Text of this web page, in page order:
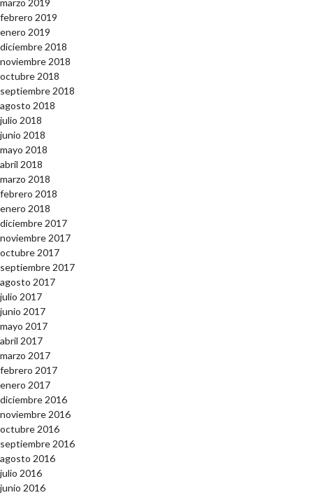
febrero 2019
enero 2019
diciembre 2018
noviembre 2018
octubre 2018
septiembre 2018
agosto 2018
julio 2018
junio 2018
mayo 2018
abril 2018
marzo 2018
febrero 2018
enero 2018
diciembre 2017
noviembre 2017
octubre 2017
septiembre 2017
agosto 2017
julio 2017
junio 2017
mayo 2017
abril 2017
marzo 2017
febrero 2017
enero 2017
diciembre 2016
noviembre 2016
octubre 2016
septiembre 2016
agosto 2016
julio 2016
junio 2016